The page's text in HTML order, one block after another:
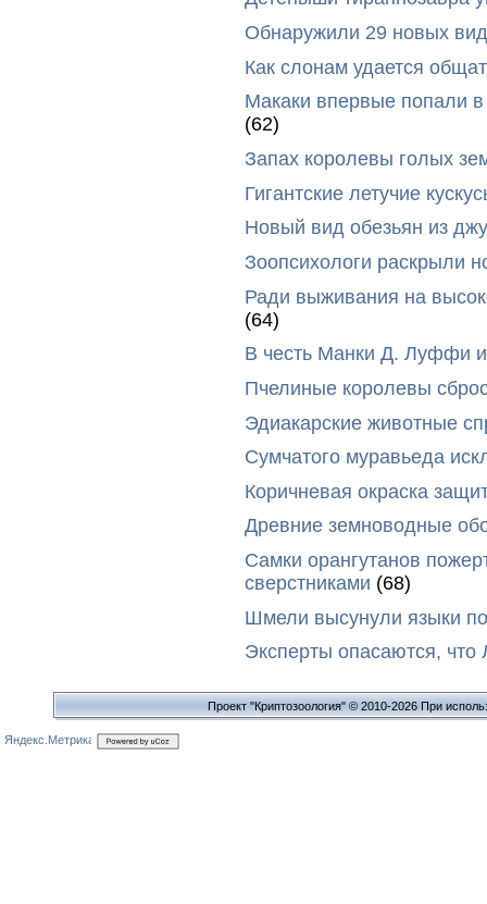
Обнаружили 29 новых
Как слонам удается
Макаки впервые попали
(62)
Запах королевы голых
Гигантские летучие
Новый вид обезьян из
Зоопсихологи раскрыли
Ради выживания на
(64)
В честь Манки Д. Луффи
Пчелиные королевы
Эдиакарские животные
Сумчатого муравьеда
Коричневая окраска
Древние земноводные
Самки орангутанов
сверстниками (68)
Шмели высунули языки
Эксперты опасаются,
Проект "Криптозоология" © 2010-2026 При